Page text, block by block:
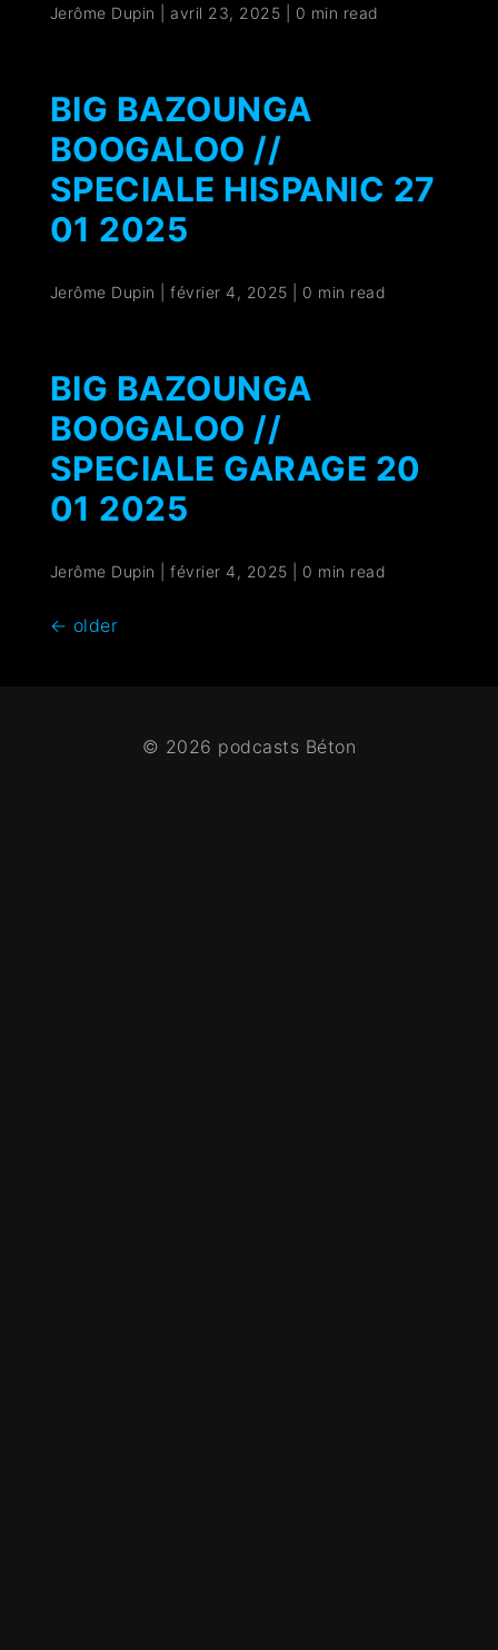
Jerôme Dupin avril 23, 2025 0 min read
BIG BAZOUNGA
BOOGALOO //
SPECIALE HISPANIC 27
01 2025
Jerôme Dupin |février 4, 2025 0 min read
BIG BAZOUNGA
BOOGALOO //
SPECIALE GARAGE 20
01 2025
Jerôme Dupin |février 4, 2025 0 min read
← older
© 2026 podcasts Béton